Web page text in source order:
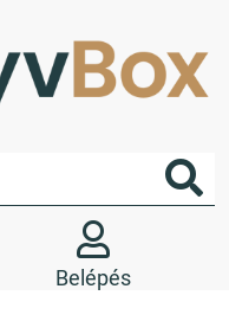
Belépés